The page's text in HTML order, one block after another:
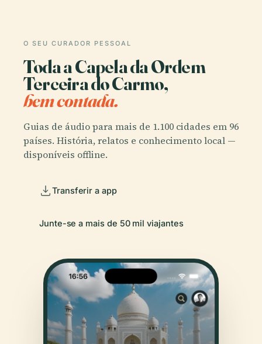
O SEU CURADOR PESSOAL
Toda a Capela da Ordem
Terceira do Carmo,
bem contada.
Guias de áudio para mais de 1.100 cidades em 96
países. História, relatos e conhecimento local —
disponíveis offline.
Transferir a app
Junte-se a mais de 50 mil viajantes